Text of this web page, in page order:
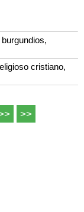
cristiano,
>>